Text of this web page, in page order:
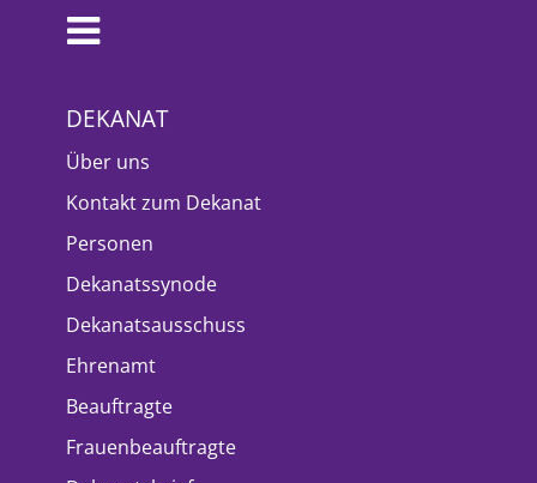
DEKANAT
Über uns
Kontakt zum Dekanat
Personen
Dekanatssynode
Dekanatsausschuss
Ehrenamt
Beauftragte
Frauenbeauftragte